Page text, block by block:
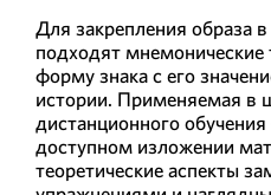
Для закрепления образа
подходят
форму знака с его
истории. Применяемая
дистанционного обучения
доступном изложении
теоретические аспекты